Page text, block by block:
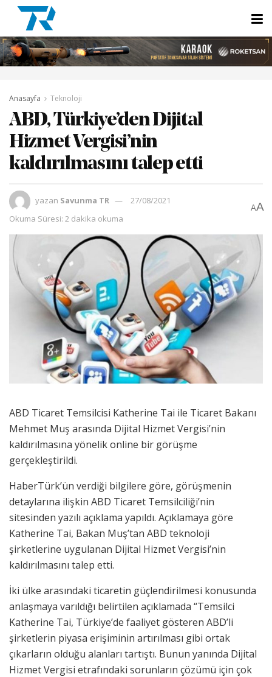
Anasayfa Teknoloji
ABD, Türkiye’den Dijital
Hizmet Vergisi’nin
kaldırılmasını talep etti
yazan Savunma TR
27/08/2021
Okuma Süresi: 2 dakika okuma
AA
ABD Ticaret Temsilcisi Katherine Tai ile Ticaret Bakanı
Mehmet Muş arasında Dijital Hizmet Vergisi’nin
kaldırılmasına yönelik online bir görüşme
gerçekleştirildi.
HaberTürk’ün verdiği bilgilere göre, görüşmenin
detaylarına ilişkin ABD Ticaret Temsilciliği’nin
sitesinden yazılı açıklama yapıldı. Açıklamaya göre
Katherine Tai, Bakan Muş’tan ABD teknoloji
şirketlerine uygulanan Dijital Hizmet Vergisi’nin
kaldırılmasını talep etti.
İki ülke arasındaki ticaretin güçlendirilmesi konusunda
anlaşmaya varıldığı belirtilen açıklamada “Temsilci
Katherine Tai, Türkiye’de faaliyet gösteren ABD’li
şirketlerin piyasa erişiminin artırılması gibi ortak
çıkarların olduğu alanları tartıştı. Bunun yanında Dijital
Hizmet Vergisi etrafındaki sorunların çözümü için çok